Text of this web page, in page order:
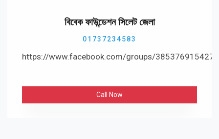
বিবেক ফাউন্ডেশন সিলেট জেলা
01737234583
https://www.facebook.com/groups/
Call Now